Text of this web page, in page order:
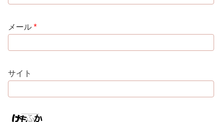
メール *
サイト